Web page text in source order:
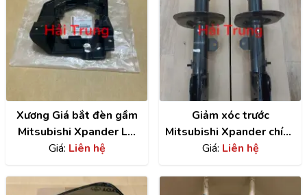
Xương Giá bắt đèn gầm
Mitsubishi Xpander LH
chính hãng | 8321A885
Giá: Liên hệ
Giảm xóc trước
Mitsubishi Xpander chính
hãng | 4060A575 ,
Giá: Liên hệ